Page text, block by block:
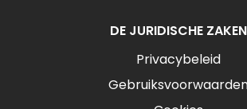
DE JURIDISCHE ZAKEN
Privacybeleid